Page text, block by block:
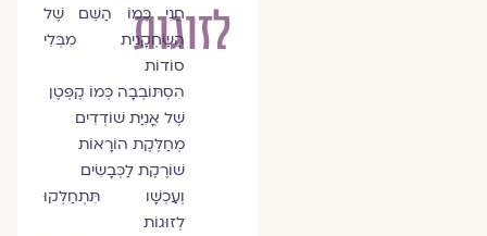
לזוגות
חֲנִי כְּמוֹ הַשֵּׁם שֶׁל
הַשַּׂחְקָנִית מִבְּלִי
סוֹדוֹת
הִסְתּוֹבְבָה כְּמוֹ קֶפְּטֶן
שֶׁל אֳנִיַּת שׁוֹדְדִים
מְחַלֶּקֶת הוֹרָאוֹת
שׁוֹרֶקֶת לַכְּבָשִׂים
וְעַכְשָׁו תִּתְחַלְּקוּ
לְזוּגוֹת